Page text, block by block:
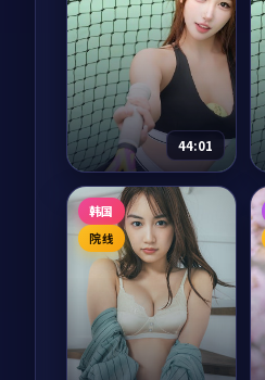
宪 等
济州岛的春天来得很
慢，离婚律师徐妍熙
却在这一年突然决定
从首尔搬来。一位老
海女、一座废弃灯
塔、一段被她遗忘的
少女夏天，逐一从海
风里苏醒。
68,766 8.6 爱情
44:01
故里
电视剧 2025
主演：张译、海清 等
山西汾阳老城的最后
一辆夜班绿皮火车开
行前一年，三个本已
离开的中年人因父母
的一封电报先后回
韩国
院线